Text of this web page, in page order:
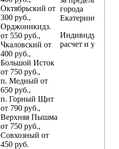
Октябрьский от
300 руб.,
Орджоникидз.
от 550 руб.,
Чкаловский от
400 руб.,
Большой Исток
от 750 руб.,
п. Медный от
650 руб.,
п. Горный Щит
от 790 руб.,
Верхняя Пышма
от 750 руб.,
Совхозный от
450 руб.
города
Екатеринбург
расчет и условия